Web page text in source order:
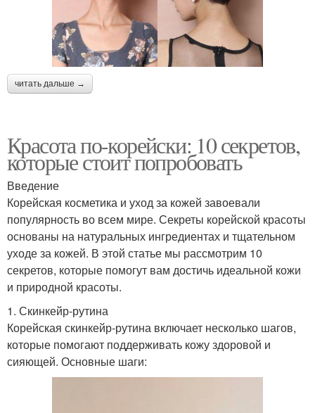
читать дальше →
Красота по-корейски: 10 секретов,
которые стоит попробовать
Введение
Корейская косметика и уход за кожей завоевали
популярность во всем мире. Секреты корейской красоты
основаны на натуральных ингредиентах и тщательном
уходе за кожей. В этой статье мы рассмотрим 10
секретов, которые помогут вам достичь идеальной кожи
и природной красоты.
1. Скинкейр-рутина
Корейская скинкейр-рутина включает несколько шагов,
которые помогают поддерживать кожу здоровой и
сияющей. Основные шаги: